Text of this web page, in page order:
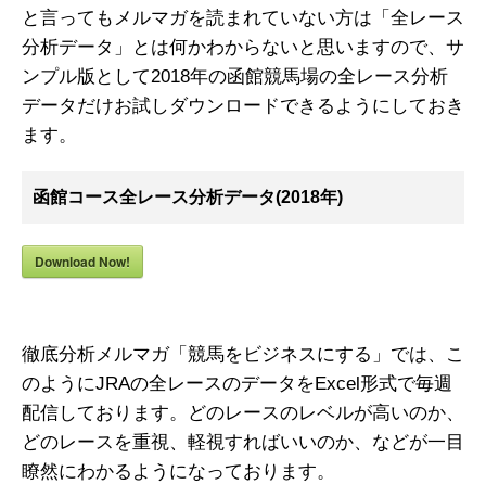
と言ってもメルマガを読まれていない方は「全レース
分析データ」とは何かわからないと思いますので、サ
ンプル版として2018年の函館競馬場の全レース分析
データだけお試しダウンロードできるようにしておき
ます。
函館コース全レース分析データ(2018年)
Download Now!
徹底分析メルマガ「競馬をビジネスにする」では、こ
のようにJRAの全レースのデータをExcel形式で毎週
配信しております。どのレースのレベルが高いのか、
どのレースを重視、軽視すればいいのか、などが一目
瞭然にわかるようになっております。